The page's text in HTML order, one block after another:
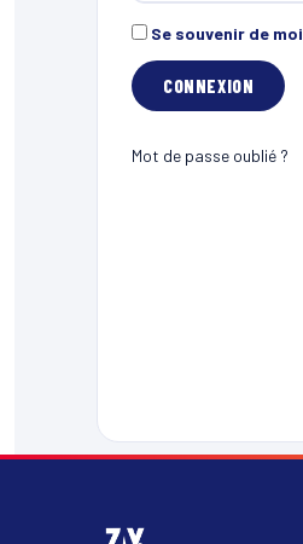
Se souvenir de moi
Mot de passe oublié ?